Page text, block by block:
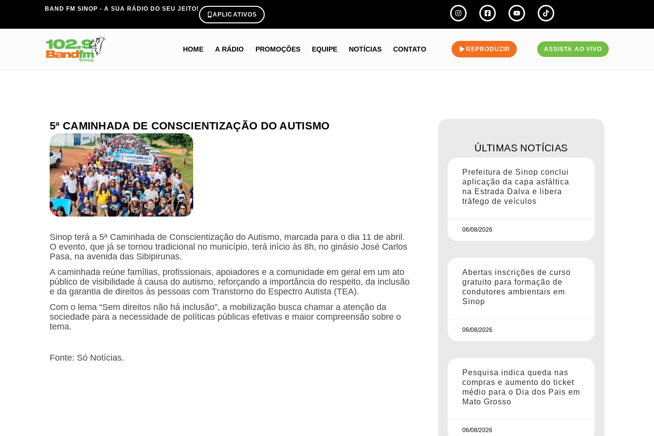
BAND FM SINOP - A SUA RÁDIO DO SEU JEITO!
APLICATIVOS
HOME A RÁDIO PROMOÇÕES EQUIPE NOTÍCIAS CONTATO REPRODUZIR ASSISTA AO VIVO
5ª CAMINHADA DE CONSCIENTIZAÇÃO DO AUTISMO
Sinop terá a 5ª Caminhada de Conscientização do Autismo, marcada para o dia 11 de abril.
O evento, que já se tornou tradicional no município, terá início às 8h, no ginásio José Carlos
Pasa, na avenida das Sibipirunas.
A caminhada reúne famílias, profissionais, apoiadores e a comunidade em geral em um ato
público de visibilidade à causa do autismo, reforçando a importância do respeito, da inclusão
e da garantia de direitos às pessoas com Transtorno do Espectro Autista (TEA).
Com o lema “Sem direitos não há inclusão”, a mobilização busca chamar a atenção da
sociedade para a necessidade de políticas públicas efetivas e maior compreensão sobre o
tema.
Fonte: Só Notícias.
ÚLTIMAS NOTÍCIAS
Prefeitura de Sinop conclui
aplicação da capa asfáltica
na Estrada Dalva e libera
tráfego de veículos
06/08/2026
Abertas inscrições de curso
gratuito para formação de
condutores ambientais em
Sinop
06/08/2026
Pesquisa indica queda nas
compras e aumento do ticket
médio para o Dia dos Pais em
Mato Grosso
06/08/2026